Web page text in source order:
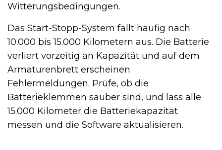
Witterungsbedingungen.
Das Start-Stopp-System fällt häufig nach
10.000 bis 15.000 Kilometern aus. Die Batterie
verliert vorzeitig an Kapazität und auf dem
Armaturenbrett erscheinen
Fehlermeldungen. Prüfe, ob die
Batterieklemmen sauber sind, und lass alle
15.000 Kilometer die Batteriekapazität
messen und die Software aktualisieren.